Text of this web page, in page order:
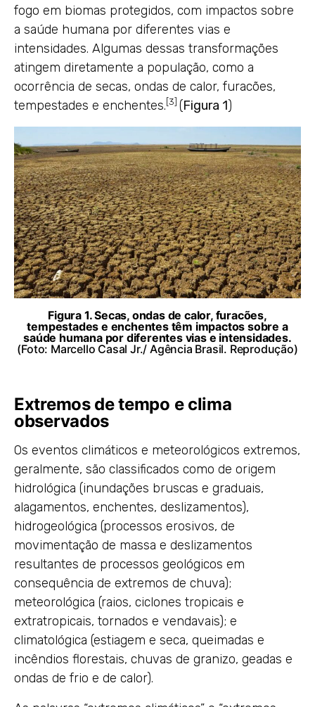
fogo em biomas protegidos, com impactos sobre
a saúde humana por diferentes vias e
intensidades. Algumas dessas transformações
atingem diretamente a população, como a
ocorrência de secas, ondas de calor, furacões,
tempestades e enchentes.[3] (Figura 1)
Figura 1.Secas, ondas de calor, furacões,
tempestades e enchentes têm impactos sobre a
saúde humana por diferentes vias e intensidades.
(Foto: Marcello Casal Jr./ Agência Brasil. Reprodução)
Extremos de tempo e clima
observados
Os eventos climáticos e meteorológicos extremos,
geralmente, são classificados como de origem
hidrológica (inundações bruscas e graduais,
alagamentos, enchentes, deslizamentos),
hidrogeológica (processos erosivos, de
movimentação de massa e deslizamentos
resultantes de processos geológicos em
consequência de extremos de chuva);
meteorológica (raios, ciclones tropicais e
extratropicais, tornados e vendavais); e
climatológica (estiagem e seca, queimadas e
incêndios florestais, chuvas de granizo, geadas e
ondas de frio e de calor).